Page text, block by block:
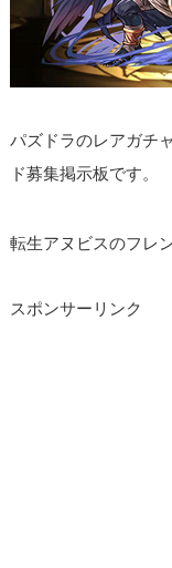
パズドラのレアガチ
ド募集掲示板です。
転生アヌビスのフレ
スポンサーリンク